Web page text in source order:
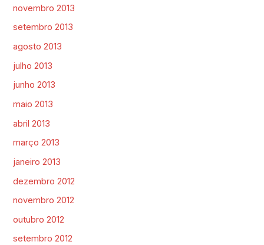
novembro 2013
setembro 2013
agosto 2013
julho 2013
junho 2013
maio 2013
abril 2013
março 2013
janeiro 2013
dezembro 2012
novembro 2012
outubro 2012
setembro 2012